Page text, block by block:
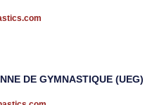
DE GYMNASTIQUE (UEG)